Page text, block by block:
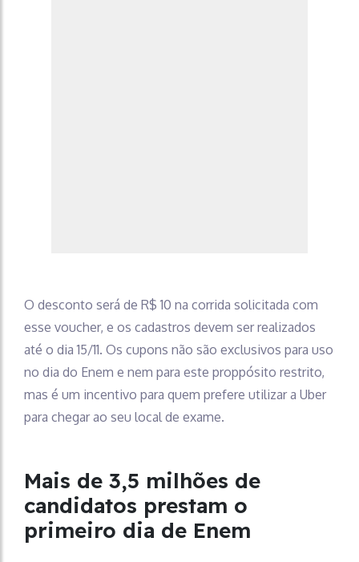
O desconto será de R$ 10 na corrida solicitada com
esse voucher, e os cadastros devem ser realizados
até o dia 15/11. Os cupons não são exclusivos para uso
no dia do Enem e nem para este proppósito restrito,
mas é um incentivo para quem prefere utilizar a Uber
para chegar ao seu local de exame.
Mais de 3,5 milhões de
candidatos prestam o
primeiro dia de Enem